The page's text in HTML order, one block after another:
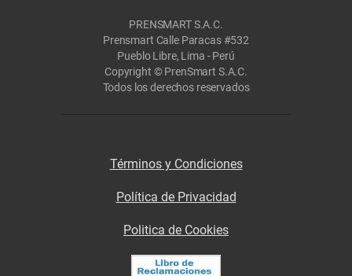
PRENSMART S.A.C.
Prensmart Calle Paracas #532
Pueblo Libre, Lima - Perú
Copyright © PrenSmart S.A.C.
Todos los derechos reservados
Términos y Condiciones
Política de Privacidad
Politica de Cookies